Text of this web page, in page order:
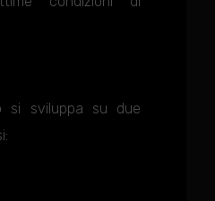
si sviluppa su due